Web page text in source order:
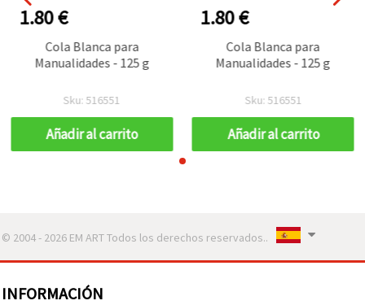
1.80 €
Cola Blanca para
Manualidades - 125 g
Sku: 516551
Añadir al carrito
1.80 €
Cola Blanca para
Manualidades - 125 g
Sku: 516551
Añadir al carrito
© 2004 - 2026 EM ART Todos los derechos reservados..
INFORMACIÓN